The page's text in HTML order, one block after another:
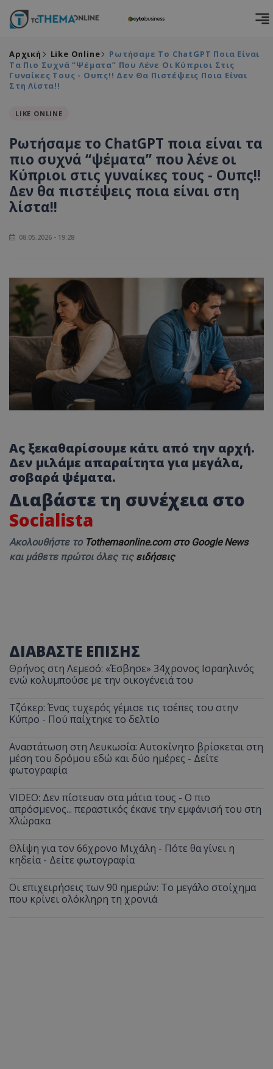
Αρχική Like Online
Ρωτήσαμε Το ChatGPT Ποια Είναι
Τα Πιο Συχνά “ψέματα” Που Λένε Οι Κύπριοι Στις
Γυναίκες Τους - Ουπς!! Δεν Θα Πιστέψεις Ποια Είναι
Στη Λίστα!!
LIKE ONLINE
Ρωτήσαμε το ChatGPT ποια είναι τα
πιο συχνά “ψέματα” που λένε οι
Κύπριοι στις γυναίκες τους - Ουπς!!
Δεν θα πιστέψεις ποια είναι στη
λίστα!!
08.05.2026 - 19:28
Ας ξεκαθαρίσουμε κάτι από την αρχή.
Δεν μιλάμε απαραίτητα για μεγάλα,
σοβαρά ψέματα.
Διαβάστε τη συνέχεια στο
Socialista
Ακολουθήστε το Tothemaonline.com στο Google News
και μάθετε πρώτοι όλες τις ειδήσεις
ΔΙΑΒΑΣΤΕ ΕΠΙΣΗΣ
Θρήνος στη Λεμεσό: «Έσβησε» 34χρονος Ισραηλινός
ενώ κολυμπούσε με την οικογένειά του
Τζόκερ: Ένας τυχερός γέμισε τις τσέπες του στην
Κύπρο - Πού παίχτηκε το δελτίο
Αναστάτωση στη Λευκωσία: Αυτοκίνητο βρίσκεται στη
μέση του δρόμου εδώ και δύο ημέρες - Δείτε
φωτογραφία
VIDEO: Δεν πίστευαν στα μάτια τους - Ο πιο
απρόσμενος... περαστικός έκανε την εμφάνισή του στη
Χλώρακα
Θλίψη για τον 66χρονο Μιχάλη - Πότε θα γίνει η
κηδεία - Δείτε φωτογραφία
Οι επιχειρήσεις των 90 ημερών: Το μεγάλο στοίχημα
που κρίνει ολόκληρη τη χρονιά